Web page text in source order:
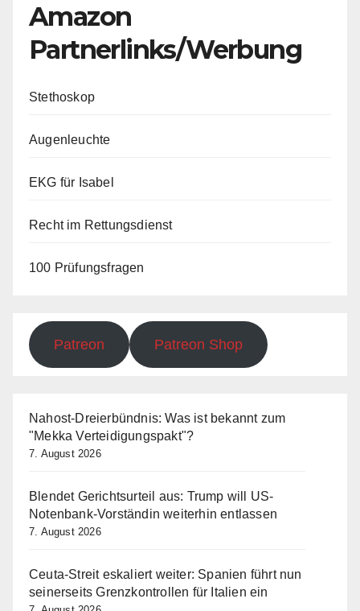
Amazon
Partnerlinks/Werbung
Stethoskop
Augenleuchte
EKG für Isabel
Recht im Rettungsdienst
100 Prüfungsfragen
Patreon Patreon Shop
Nahost-Dreierbündnis: Was ist bekannt zum
"Mekka Verteidigungspakt"?
7. August 2026
Blendet Gerichtsurteil aus: Trump will US-
Notenbank-Vorständin weiterhin entlassen
7. August 2026
Ceuta-Streit eskaliert weiter: Spanien führt nun
seinerseits Grenzkontrollen für Italien ein